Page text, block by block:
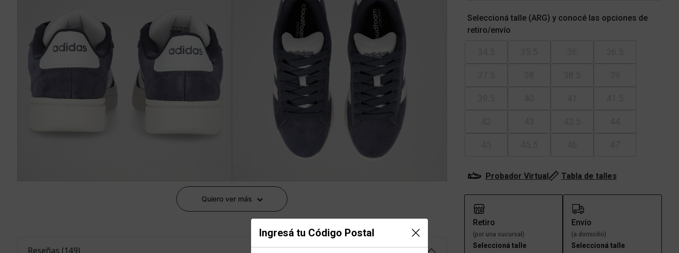
Ingresá tu Código Postal
Quiero ver más
Reseñas (149) 4.9
Seleccioná talle (ARG) y conocé las opciones de
retiro/envío
Probador Virtual Tabla de talles
Retiro
(por una sucursal)
Seleccioná talle
Envío
(a domicilio)
Seleccioná talle